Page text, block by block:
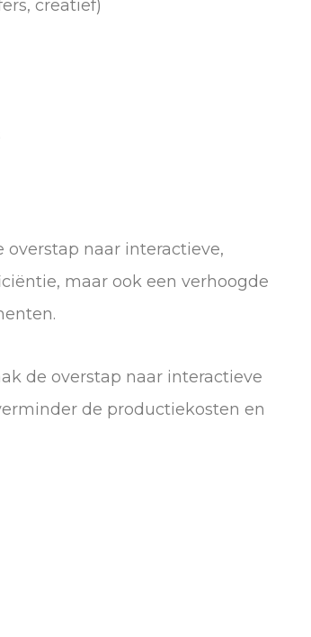
creatief)
naar interactieve,
maar ook een verhoogde
de overstap naar interactieve
de productiekosten en